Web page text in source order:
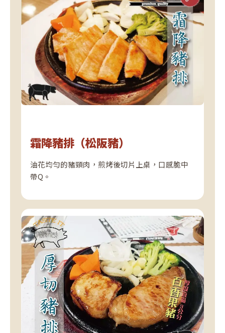
霜降豬排（松阪豬）
油花均勻的豬頸肉，煎烤後切片上桌，口感脆中
帶Q。